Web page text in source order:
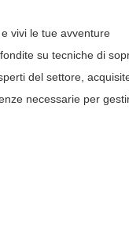
vivi le tue avventure
su tecniche di
del settore,
necessarie per